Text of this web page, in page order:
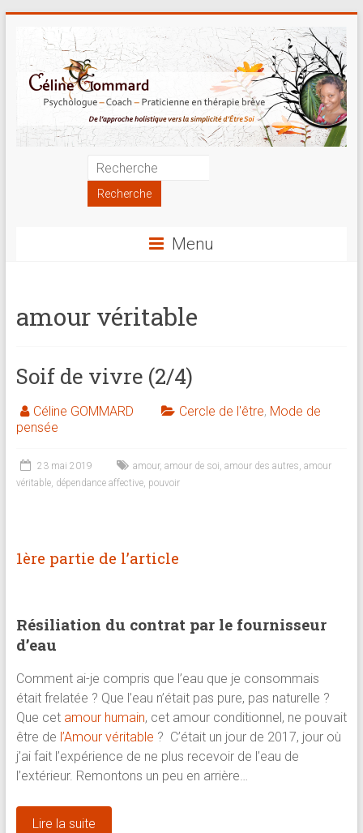
content
Psychologue
en
thérapie
brève
Approche
psychologue,
en
Menu
amour véritable
Soif de vivre (2/4)
Céline GOMMARD Cercle de l'être, Mode de
pensée
23 mai 2019 amour, amour de soi, amour des autres, amour
véritable, dépendance affective, pouvoir
1ère partie de l’article
Résiliation du contrat par le fournisseur
d’eau
Comment ai-je compris que l’eau que je consommais
était frelatée ? Que l’eau n’était pas pure, pas naturelle ?
Que cet amour humain, cet amour conditionnel, ne pouvait
être de l’Amour véritable ? C’était un jour de 2017, jour où
j’ai fait l’expérience de ne plus recevoir de l’eau de
l’extérieur. Remontons un peu en arrière…
Lire la suite